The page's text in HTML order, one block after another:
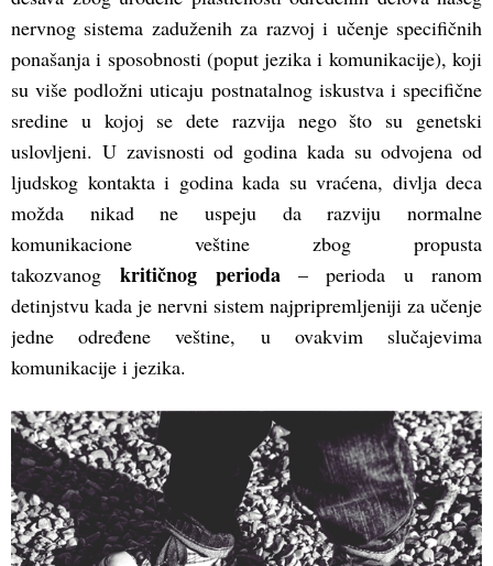
nervnog sistema zaduženih za razvoj i učenje specifičnih
ponašanja i sposobnosti (poput jezika i komunikacije), koji
su više podložni uticaju postnatalnog iskustva i specifične
sredine u kojoj se dete razvija nego što su genetski
uslovljeni. U zavisnosti od godina kada su odvojena od
ljudskog kontakta i godina kada su vraćena, divlja deca
možda nikad ne uspeju da razviju normalne
komunikacione veštine zbog propusta
takozvanogkritičnog perioda– perioda u ranom
detinjstvu kada je nervni sistem najpripremljeniji za učenje
jedne određene veštine, u ovakvim slučajevima
komunikacije i jezika.